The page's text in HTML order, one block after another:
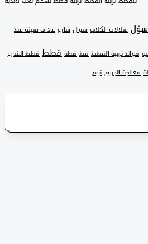
سلالات الكلاب سوال شارع عادات سيئة عند
تربية القطط قط قطة قطط قطط الشارع
الجروح نوم